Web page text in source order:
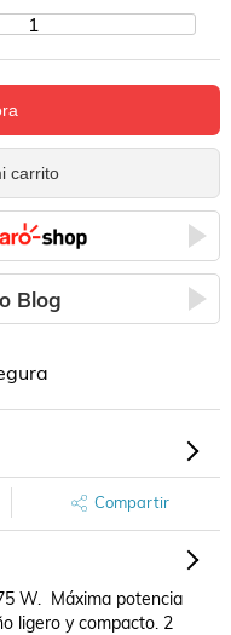
1
carrito
Blog
Compartir
W.  Máxima potencia
ligero y compacto. 2